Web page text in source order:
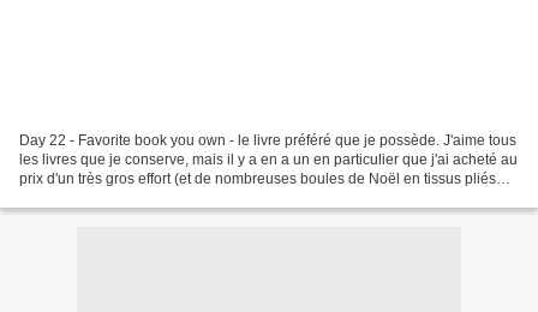
Day 22 - Favorite book you own - le livre préféré que je possède. J'aime tous
les livres que je conserve, mais il y a en a un en particulier que j'ai acheté au
prix d'un très gros effort (et de nombreuses boules de Noël en tissus pliés